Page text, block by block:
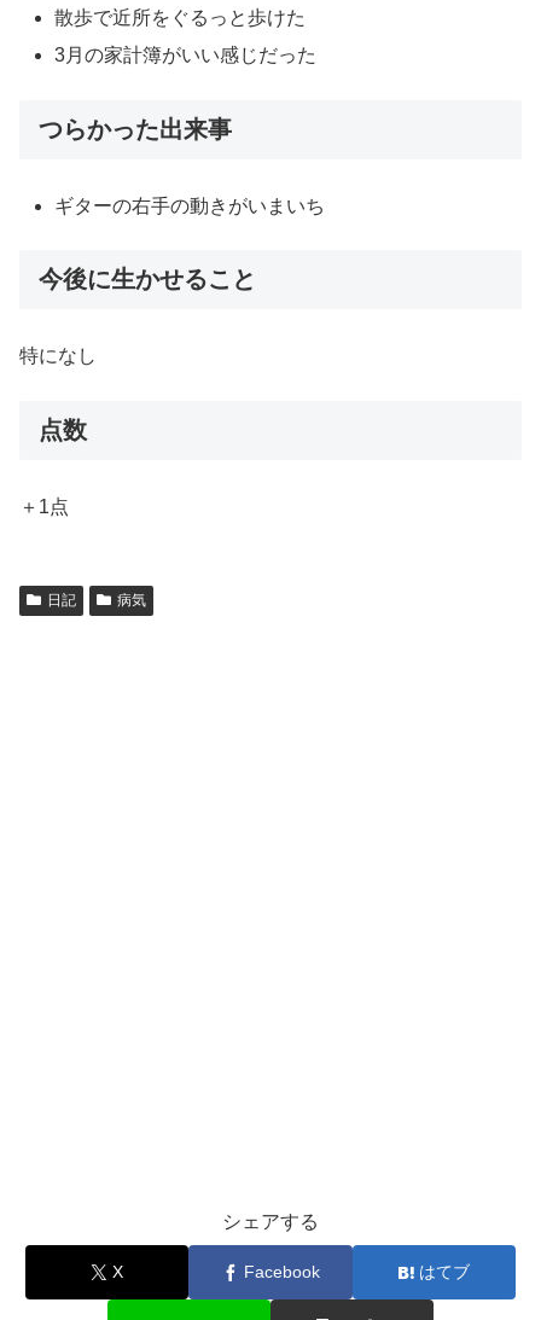
散歩で近所をぐるっと歩けた
3月の家計簿がいい感じだった
つらかった出来事
ギターの右手の動きがいまいち
今後に生かせること
特になし
点数
＋1点
日記 病気
シェアする
X Facebook はてブ